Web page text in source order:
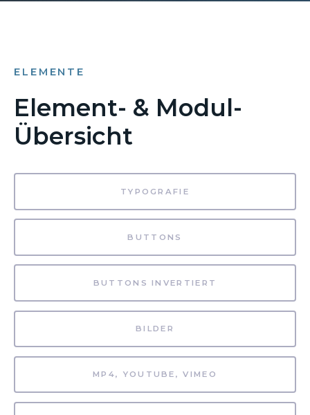
ELEMENTE
Element- & Modul-
Übersicht
TYPOGRAFIE
BUTTONS
BUTTONS INVERTIERT
BILDER
MP4, YOUTUBE, VIMEO